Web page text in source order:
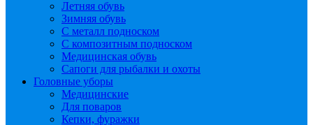
Летняя обувь
Зимняя обувь
С металл подноском
С композитным подноском
Медицинская обувь
Сапоги для рыбалки и охоты
Головные уборы
Медицинские
Для поваров
Кепки, фуражки